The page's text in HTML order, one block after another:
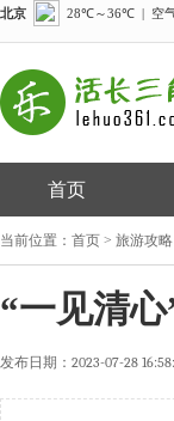
首页
当前位置： 首页 > 旅游攻略
“一见清
发布日期： 2023-07-28